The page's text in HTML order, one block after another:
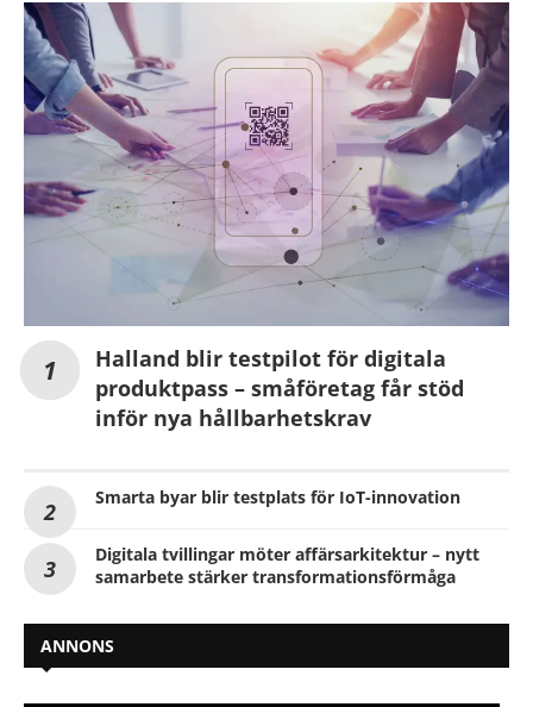
Halland blir testpilot för digitala
produktpass – småföretag får stöd
inför nya hållbarhetskrav
Smarta byar blir testplats för IoT-innovation
Digitala tvillingar möter affärsarkitektur – nytt
samarbete stärker transformationsförmåga
ANNONS